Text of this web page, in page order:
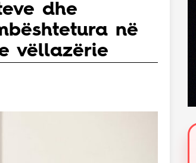
dhe
në
vëllazërie